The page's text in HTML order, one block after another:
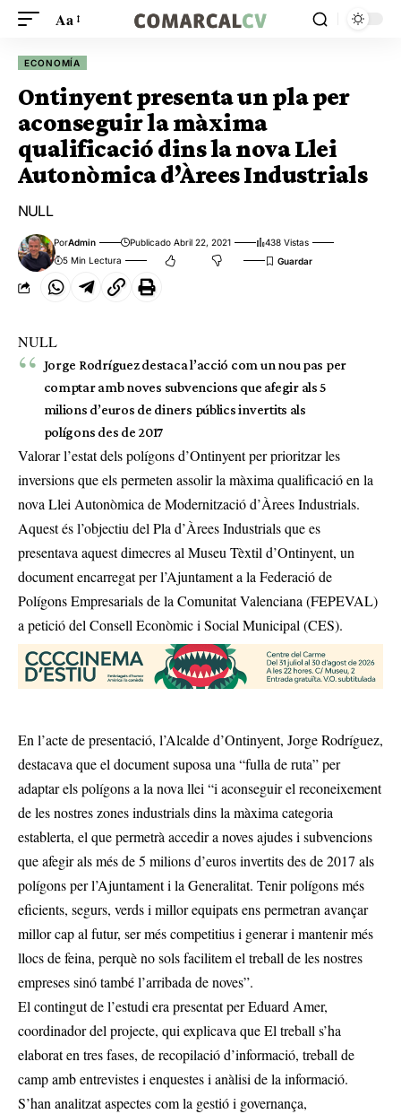
Aa
ECONOMÍA
Ontinyent presenta un pla per
aconseguir la màxima
qualificació dins la nova Llei
Autonòmica d’Àrees Industrials
NULL
PorAdmin Publicado Abril 22, 2021
438 Vistas
5 Min Lectura
NULL
Jorge Rodríguez destaca l’acció com un nou pas per
comptar amb noves subvencions que afegir als 5
milions d’euros de diners públics invertits als
polígons des de 2017
Valorar l’estat dels polígons d’Ontinyent per prioritzar les
inversions que els permeten assolir la màxima qualificació en la
nova Llei Autonòmica de Modernització d’Àrees Industrials.
Aquest és l’objectiu del Pla d’Àrees Industrials que es
presentava aquest dimecres al Museu Tèxtil d’Ontinyent, un
document encarregat per l’Ajuntament a la Federació de
Polígons Empresarials de la Comunitat Valenciana (FEPEVAL)
a petició del Consell Econòmic i Social Municipal (CES).
En l’acte de presentació, l’Alcalde d’Ontinyent, Jorge Rodríguez,
destacava que el document suposa una “fulla de ruta” per
adaptar els polígons a la nova llei “i aconseguir el reconeixement
de les nostres zones industrials dins la màxima categoria
establerta, el que permetrà accedir a noves ajudes i subvencions
que afegir als més de 5 milions d’euros invertits des de 2017 als
polígons per l’Ajuntament i la Generalitat. Tenir polígons més
eficients, segurs, verds i millor equipats ens permetran avançar
millor cap al futur, ser més competitius i generar i mantenir més
llocs de feina, perquè no sols facilitem el treball de les nostres
empreses sinó també l’arribada de noves”.
El contingut de l’estudi era presentat per Eduard Amer,
coordinador del projecte, qui explicava que El treball s’ha
elaborat en tres fases, de recopilació d’informació, treball de
camp amb entrevistes i enquestes i anàlisi de la informació.
S’han analitzat aspectes com la gestió i governança,